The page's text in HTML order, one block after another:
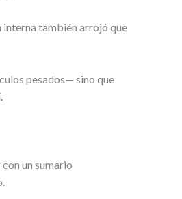
interna también arrojó que
pesados— sino que
un sumario